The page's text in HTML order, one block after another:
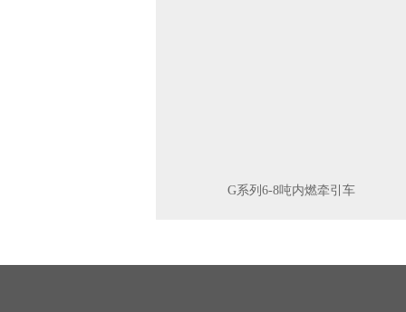
G系列6-8吨内燃牵引车